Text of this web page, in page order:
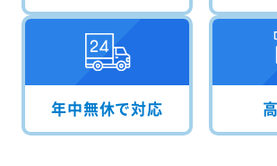
年中無休で対応